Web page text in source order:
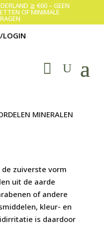
≧ €60 – GEEN
OF MINIMALE
LOGIN
MINERALEN
de zuiverste vorm
uit de aarde
of andere
kleur- en
is daardoor